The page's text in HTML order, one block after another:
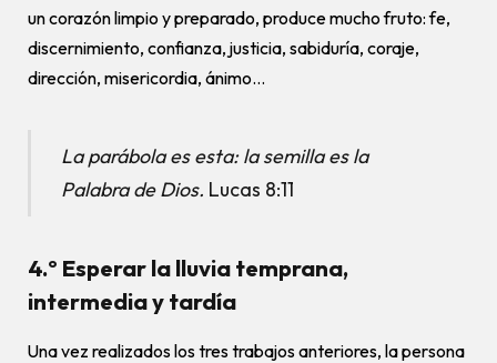
un corazón limpio y preparado, produce mucho fruto: fe,
discernimiento, confianza, justicia, sabiduría, coraje,
dirección, misericordia, ánimo…
La parábola es esta: la semilla es la
Palabra de Dios. Lucas 8:11
4.º Esperar la lluvia temprana,
intermedia y tardía
Una vez realizados los tres trabajos anteriores, la persona